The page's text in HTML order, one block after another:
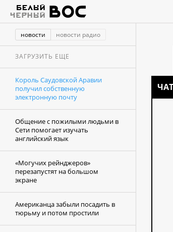
ЧАТ
новости новости радио
ЗАГРУЗИТЬ ЕЩЕ
Король Саудовской Аравии
получил собственную
электронную почту
Общение с пожилыми людьми в
Сети помогает изучать
английский язык
«Могучих рейнджеров»
перезапустят на большом
экране
Американца забыли посадить в
тюрьму и потом простили